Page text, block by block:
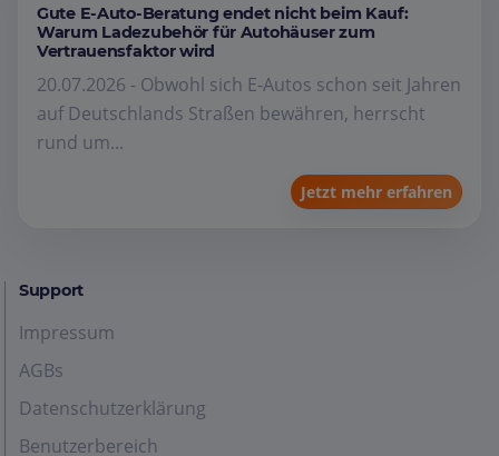
Gute E-Auto-Beratung endet nicht beim Kauf:
Warum Ladezubehör für Autohäuser zum
Vertrauensfaktor wird
20.07.2026 - Obwohl sich E-Autos schon seit Jahren
auf Deutschlands Straßen bewähren, herrscht
rund um...
Jetzt mehr erfahren
Support
Impressum
AGBs
Datenschutzerklärung
Benutzerbereich